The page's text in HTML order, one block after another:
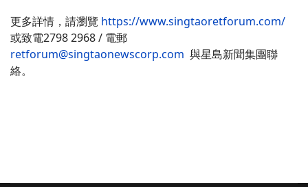
更多詳情，請瀏覽 https://www.singtaoretforum.com/
或致電2798 2968 / 電郵
retforum@singtaonewscorp.com 與星島新聞集團聯
絡。